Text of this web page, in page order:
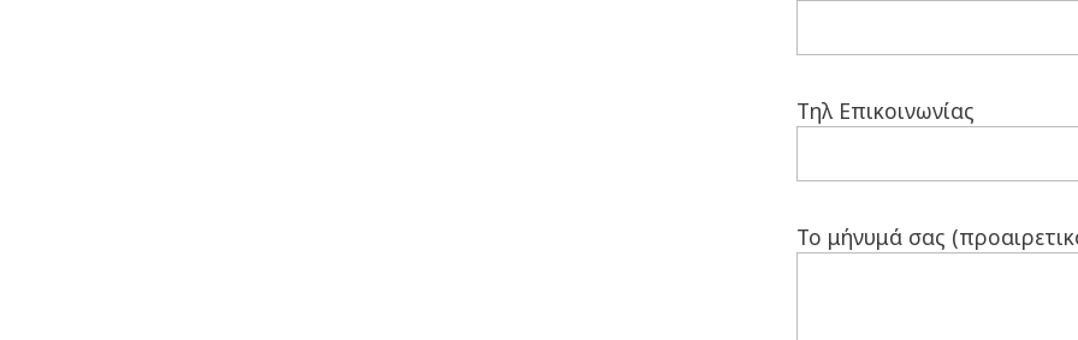
Τηλ Επικοινωνίας
Το μήνυμά σας